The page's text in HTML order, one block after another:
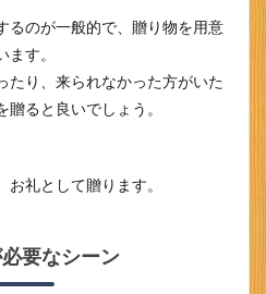
るのが一般的で、贈り物を用意
す。
たり、来られなかった方がいた
ると良いでしょう。
礼として贈ります。
要なシーン